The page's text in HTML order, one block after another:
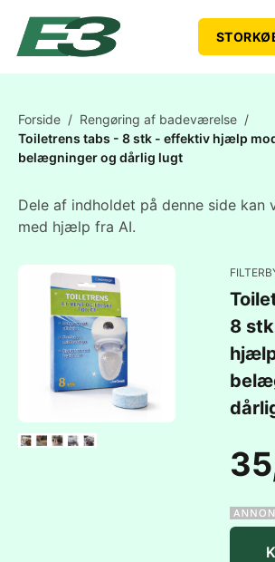
Forside / Rengøring af badeværelse /
Toiletrens tabs - 8 stk - effektiv hjælp
belægninger og dårlig lugt
Dele af indholdet på denne side kan
med hjælp fra AI.
8